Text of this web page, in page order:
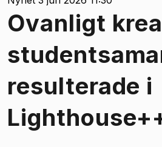
Ovanligt
resulterade i